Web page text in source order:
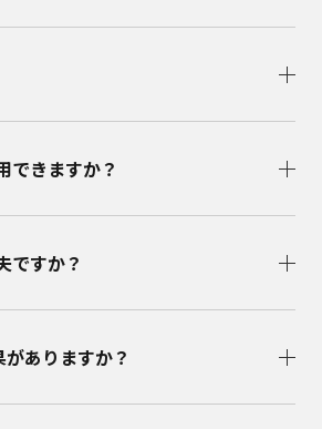
できますか？
ですか？
ありますか？